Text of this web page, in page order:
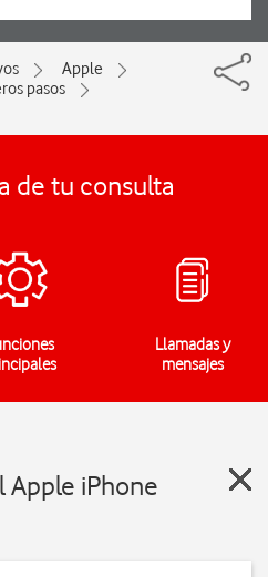
Apple
pasos
de tu consulta
Llamadas y
mensajes
Apple iPhone